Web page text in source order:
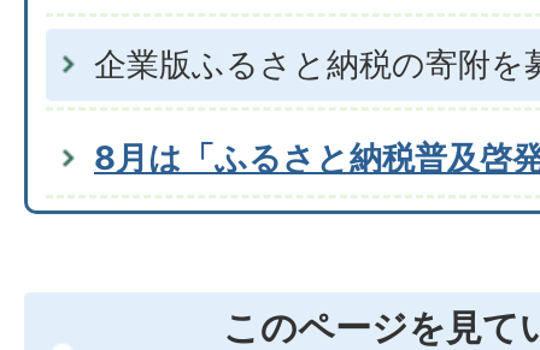
企業版ふるさと納税の寄附を
8月は「ふるさと納税普及啓
このページを見て